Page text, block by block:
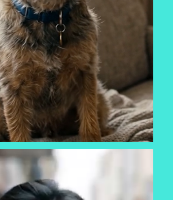
- DÍA DEL ANIMAL